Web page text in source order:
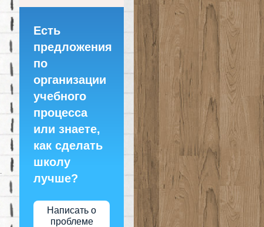
Есть
предложения
по
организации
учебного
процесса
или знаете,
как сделать
школу
лучше?
Написать о
проблеме